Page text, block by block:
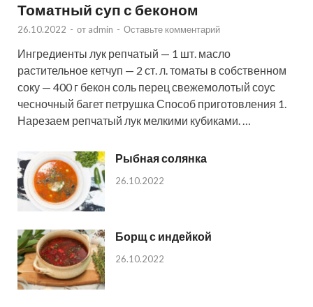
Томатный суп с беконом
26.10.2022 - от admin - Оставьте комментарий
Ингредиенты лук репчатый — 1 шт. масло
растительное кетчуп — 2 ст. л. томаты в собственном
соку — 400 г бекон соль перец свежемолотый соус
чесночный багет петрушка Способ приготовления 1.
Нарезаем репчатый лук мелкими кубиками. …
Рыбная солянка
26.10.2022
Борщ с индейкой
26.10.2022